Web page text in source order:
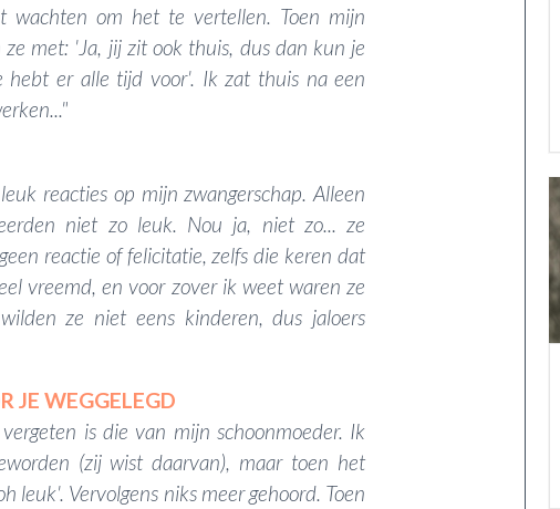
om het te vertellen. Toen mijn
met: 'Ja, jij zit ook thuis, dus dan kun je
hebt er alle tijd voor'. Ik zat thuis na een
reacties op mijn zwangerschap. Alleen
niet zo leuk. Nou ja, niet zo... ze
reactie of felicitatie, zelfs die keren dat
vreemd, en voor zover ik weet waren ze
ze niet eens kinderen, dus jaloers
JE WEGGELEGD
is die van mijn schoonmoeder. Ik
(zij wist daarvan), maar toen het
leuk'. Vervolgens niks meer gehoord. Toen